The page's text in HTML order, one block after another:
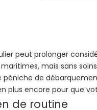
peut prolonger
mais sans
de
plus encore pour que
de routine